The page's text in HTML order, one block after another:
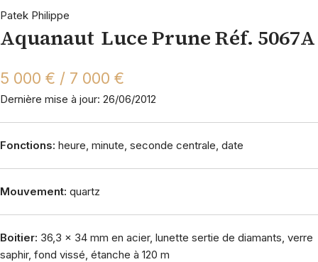
Patek Philippe
Aquanaut Luce Prune Réf. 5067A
5 000 € / 7 000 €
Dernière mise à jour: 26/06/2012
Fonctions: heure, minute, seconde centrale, date
Mouvement: quartz
Boitier: 36,3 x 34 mm en acier, lunette sertie de diamants, verre
saphir, fond vissé, étanche à 120 m